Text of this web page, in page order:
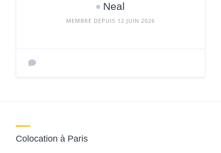
Neal
MEMBRE DEPUIS 12 JUIN 2026
Colocation à Paris